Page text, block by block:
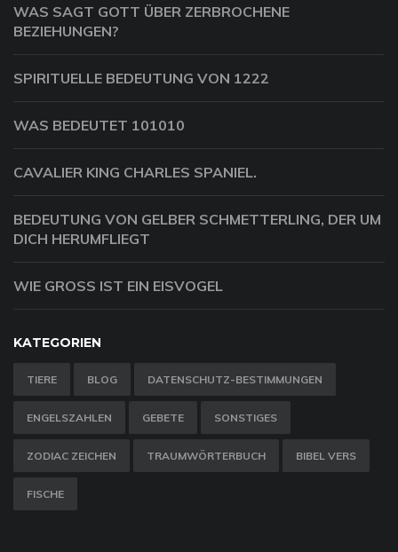
WAS SAGT GOTT ÜBER ZERBROCHENE
BEZIEHUNGEN?
SPIRITUELLE BEDEUTUNG VON 1222
WAS BEDEUTET 101010
CAVALIER KING CHARLES SPANIEL.
BEDEUTUNG VON GELBER SCHMETTERLING, DER UM
DICH HERUMFLIEGT
WIE GROSS IST EIN EISVOGEL
KATEGORIEN
TIERE BLOG DATENSCHUTZ-BESTIMMUNGEN
ENGELSZAHLEN GEBETE SONSTIGES
ZODIAC ZEICHEN TRAUMWÖRTERBUCH BIBEL VERS
FISCHE